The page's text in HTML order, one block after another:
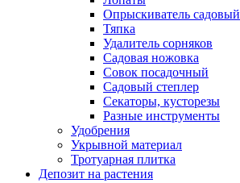
Опрыскиватель садовый
Тяпка
Удалитель сорняков
Садовая ножовка
Совок посадочный
Садовый степлер
Секаторы, кусторезы
Разные инструменты
Удобрения
Укрывной материал
Тротуарная плитка
Депозит на растения